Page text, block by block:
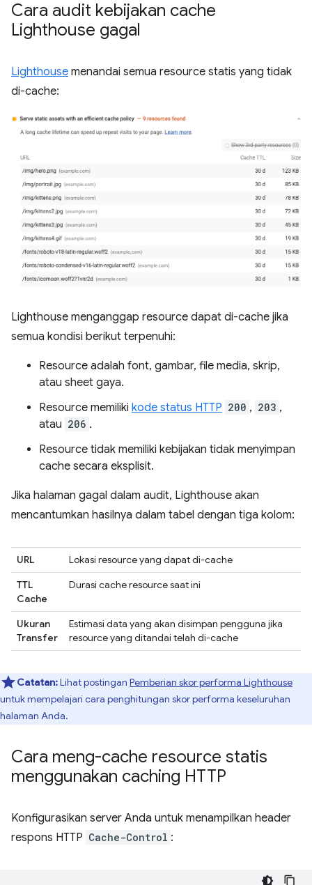
Cara audit kebijakan cache
Lighthouse gagal
Lighthouse menandai semua resource statis yang tidak
di-cache:
Lighthouse menganggap resource dapat di-cache jika
semua kondisi berikut terpenuhi:
Resource adalah font, gambar, file media, skrip,
atau sheet gaya.
Resource memiliki kode status HTTP 200 , 203 ,
atau 206 .
Resource tidak memiliki kebijakan tidak menyimpan
cache secara eksplisit.
Jika halaman gagal dalam audit, Lighthouse akan
mencantumkan hasilnya dalam tabel dengan tiga kolom:
URL
Lokasi resource yang dapat di-cache
TTL
Cache
Durasi cache resource saat ini
Ukuran
Transfer
Estimasi data yang akan disimpan pengguna jika
resource yang ditandai telah di-cache
Catatan:Lihat postingan Pemberian skor performa Lighthouse
untuk mempelajari cara penghitungan skor performa keseluruhan
halaman Anda.
Cara meng-cache resource statis
menggunakan caching HTTP
Konfigurasikan server Anda untuk menampilkan header
respons HTTP Cache-Control :